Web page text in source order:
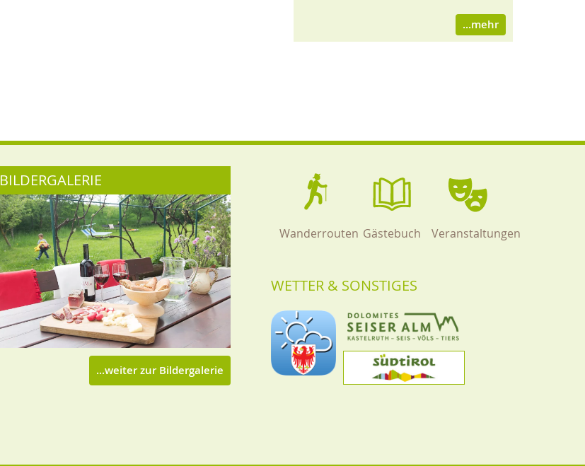
...mehr
BILDERGALERIE
...weiter zur Bildergalerie
Wanderrouten Gästebuch Veranstaltungen
WETTER & SONSTIGES